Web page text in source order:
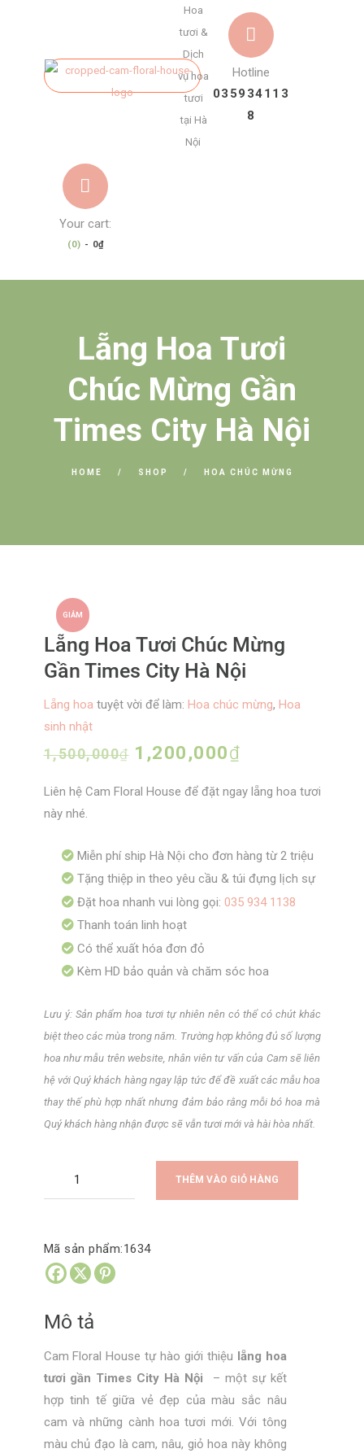
Hoa
tươi &
Dịch
vụ hoa
tươi
tại Hà
Nội
Hotline
035934113
8
Your cart:
(0) - 0₫
Lẵng Hoa Tươi
Chúc Mừng Gần
Times City Hà Nội
HOME SHOP HOA CHÚC MỪNG
GIẢM
GIÁ!
Lẵng Hoa Tươi Chúc Mừng
Gần Times City Hà Nội
Lẵng hoa tuyệt vời để làm: Hoa chúc mừng, Hoa
sinh nhật
1,500,000₫ Giá
là:
1,200,000₫
tại
Liên hệ Cam Floral House để đặt ngay lẵng hoa tươi
này nhé.
Miễn phí ship Hà Nội cho đơn hàng từ 2 triệu
Tặng thiệp in theo yêu cầu & túi đựng lịch sự
Đặt hoa nhanh vui lòng gọi: 035 934 1138
Thanh toán linh hoạt
Có thể xuất hóa đơn đỏ
Kèm HD bảo quản và chăm sóc hoa
Lưu ý: Sản phẩm hoa tươi tự nhiên nên có thể có chút khác
biệt theo các mùa trong năm. Trường hợp không đủ số lượng
hoa như mẫu trên website, nhân viên tư vấn của Cam sẽ liên
hệ với Quý khách hàng ngay lập tức để đề xuất các mẫu hoa
thay thế phù hợp nhất nhưng đảm bảo rằng mỗi bó hoa mà
Quý khách hàng nhận được sẽ vẫn tươi mới và hài hòa nhất.
Times
Hà
THÊM VÀO GIỎ HÀNG
Mã sản phẩm:1634
Mô tả
Cam Floral House tự hào giới thiệu lẵng hoa
tươi gần Times City Hà Nội – một sự kết
hợp tinh tế giữa vẻ đẹp của màu sắc nâu
cam và những cành hoa tươi mới. Với tông
màu chủ đạo là cam, nâu, giỏ hoa này không